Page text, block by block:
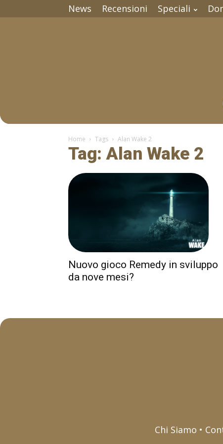
News Recensioni Speciali
Home Tags Alan Wake 2
Tag: Alan Wake 2
Nuovo gioco Remedy in sviluppo
da nove mesi?
Chi Siamo •